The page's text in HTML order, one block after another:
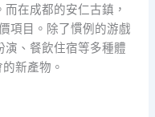
在成都的安仁古鎮，
項目。除了慣例的游戲
演、餐飲住宿等多種體
新產物。